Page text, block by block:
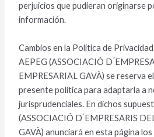
perjuicios que pudieran originarse
información.
Cambios en la Política de Privacidad
AEPEG (ASSOCIACIÓ D
EMPRESARIAL GAVÀ) se reserva
presente política para adaptarla a
jurisprudenciales. En dichos
(ASSOCIACIÓ D ́EMPRESARIS
GAVÀ) anunciará en esta página